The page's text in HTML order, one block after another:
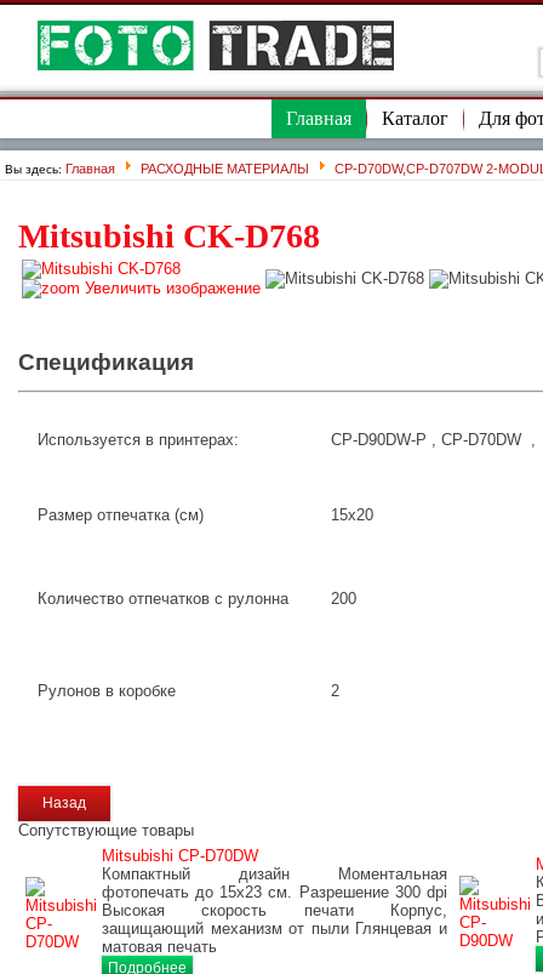
Главная Каталог Для
Вы здесь: Главная РАСХОДНЫЕ МАТЕРИАЛЫ CP-D70DW,CP-D707DW 2-
Mitsubishi CK-D768
Увеличить изображение
Спецификация
Используется в принтерах: CP-D90DW-P , CP-D70DW
Размер отпечатка (см) 15x20
Количество отпечатков с рулонна 200
Рулонов в коробке 2
Сопутствующие товары
Mitsubishi CP-D70DW
Компактный дизайн Моментальная
фотопечать до 15х23 см. Разрешение 300 dpi
Высокая скорость печати Корпус,
защищающий механизм от пыли Глянцевая и
матовая печать
Подробнее